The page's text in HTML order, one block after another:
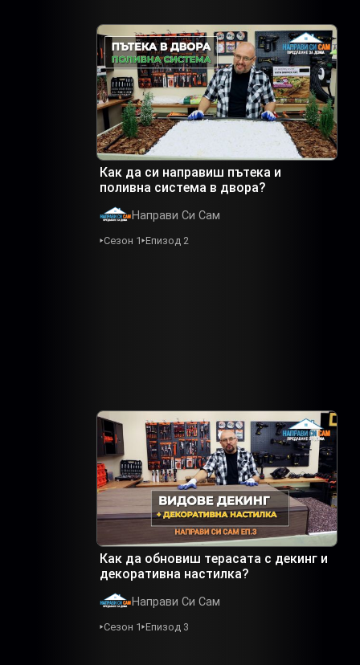
Как да си направиш пътека и
поливна система в двора?
Направи Си Сам
Сезон 1 Епизод 2
Как да обновиш терасата с декинг и
декоративна настилка?
Направи Си Сам
Сезон 1 Епизод 3